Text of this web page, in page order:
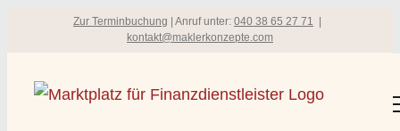
Zur Terminbuchung | Anruf unter: 040 38 65 27 71
kontakt@maklerkonzepte.com